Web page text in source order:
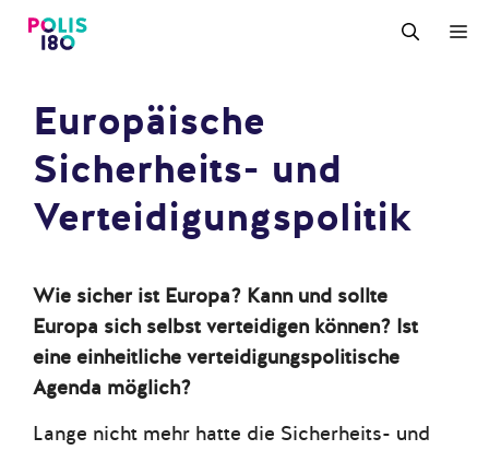
Zum
Inhalt
Europäische
Sicherheits- und
Verteidigungspolitik
Wie sicher ist Europa? Kann und sollte
Europa sich selbst verteidigen können? Ist
eine einheitliche verteidigungspolitische
Agenda möglich?
Lange nicht mehr hatte die Sicherheits- und